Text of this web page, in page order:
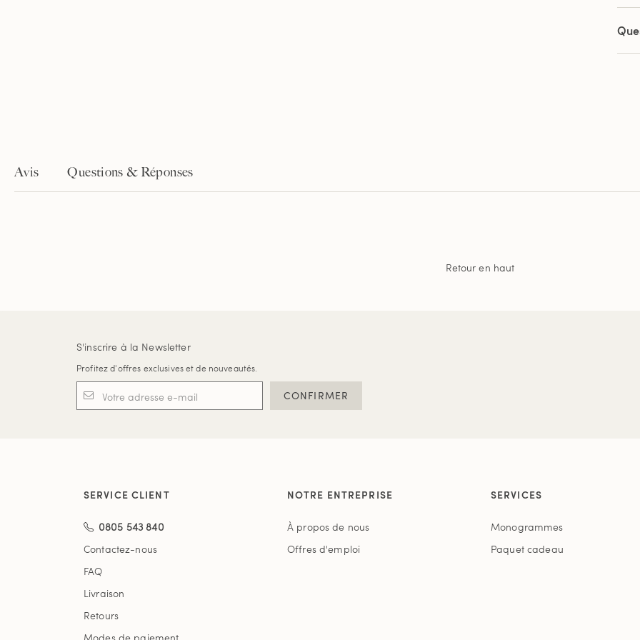
Avis Questions & Réponses
Retour en haut
S'inscrire à la Newsletter
Profitez d'offres exclusives et de nouveautés.
CONFIRMER
SERVICE CLIENT
0805 543 840
Contactez-nous
FAQ
Livraison
Retours
NOTRE ENTREPRISE
À propos de nous
Offres d'emploi
SERVICES
Monogrammes
Paquet cadeau